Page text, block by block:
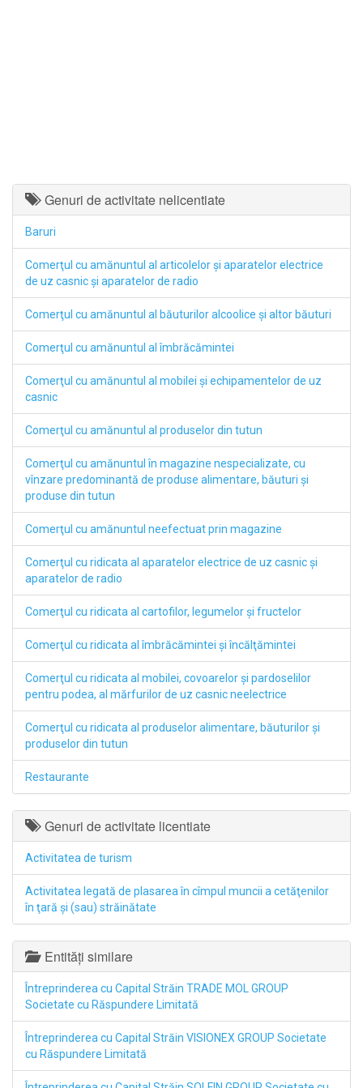
Genuri de activitate nelicentiate
Baruri
Comerţul cu amănuntul al articolelor şi aparatelor electrice
de uz casnic şi aparatelor de radio
Comerţul cu amănuntul al băuturilor alcoolice şi altor băuturi
Comerţul cu amănuntul al îmbrăcămintei
Comerţul cu amănuntul al mobilei şi echipamentelor de uz
casnic
Comerţul cu amănuntul al produselor din tutun
Comerţul cu amănuntul în magazine nespecializate, cu
vînzare predominantă de produse alimentare, băuturi şi
produse din tutun
Comerţul cu amănuntul neefectuat prin magazine
Comerţul cu ridicata al aparatelor electrice de uz casnic şi
aparatelor de radio
Comerţul cu ridicata al cartofilor, legumelor şi fructelor
Comerţul cu ridicata al îmbrăcămintei şi încălţămintei
Comerţul cu ridicata al mobilei, covoarelor şi pardoselilor
pentru podea, al mărfurilor de uz casnic neelectrice
Comerţul cu ridicata al produselor alimentare, băuturilor şi
produselor din tutun
Restaurante
Genuri de activitate licentiate
Activitatea de turism
Activitatea legată de plasarea în cîmpul muncii a cetăţenilor
în ţară şi (sau) străinătate
Entități similare
Întreprinderea cu Capital Străin TRADE MOL GROUP
Societate cu Răspundere Limitată
Întreprinderea cu Capital Străin VISIONEX GROUP Societate
cu Răspundere Limitată